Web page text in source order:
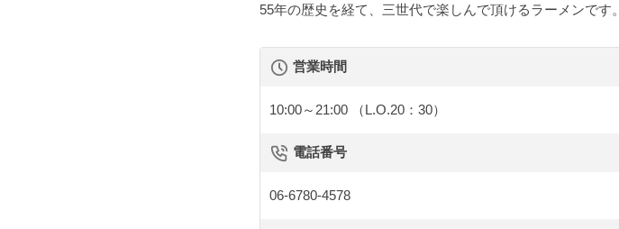
55年の歴史を経て、三世代で楽しんで頂けるラーメンです。
営業時間
10:00～21:00 （L.O.20：30）
電話番号
06-6780-4578